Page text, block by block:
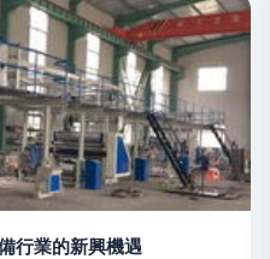
行業的新興機遇